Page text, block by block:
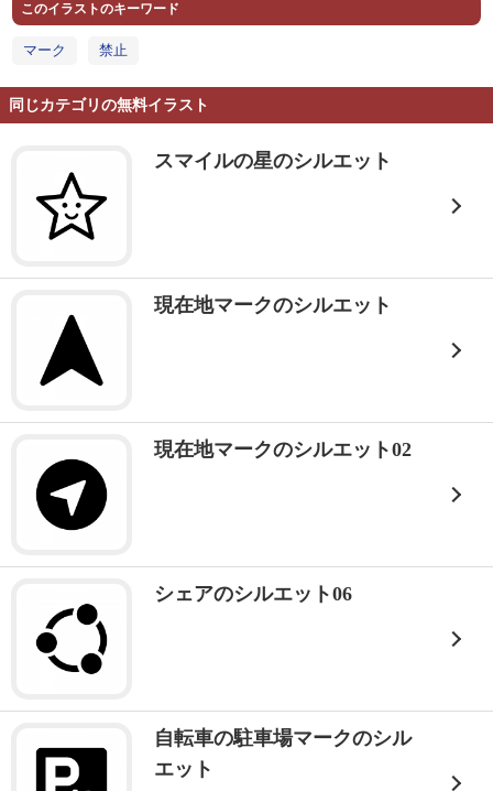
このイラストのキーワード
マーク 禁止
同じカテゴリの無料イラスト
スマイルの星のシルエット
現在地マークのシルエット
現在地マークのシルエット02
シェアのシルエット06
自転車の駐車場マークのシル
エット